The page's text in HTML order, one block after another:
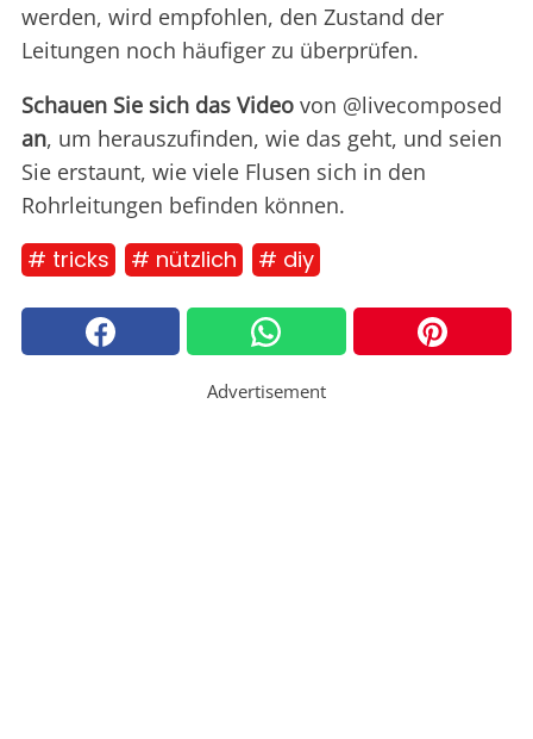
werden, wird empfohlen, den Zustand der
Leitungen noch häufiger zu überprüfen.
Schauen Sie sich das Video von @livecomposed
an, um herauszufinden, wie das geht, und seien
Sie erstaunt, wie viele Flusen sich in den
Rohrleitungen befinden können.
# tricks # nützlich # diy
Advertisement